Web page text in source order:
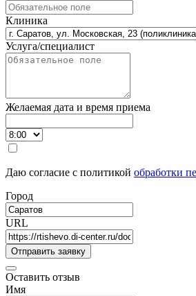
Клиника
Услуга/специалист
Желаемая дата и время приема
Даю согласие с политикой обработки
Город
URL
Оставить отзыв
Имя